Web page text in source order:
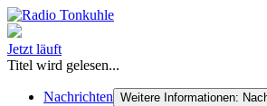
Jetzt läuft
Titel wird gelesen...
Nachrichten Weitere Informationen: